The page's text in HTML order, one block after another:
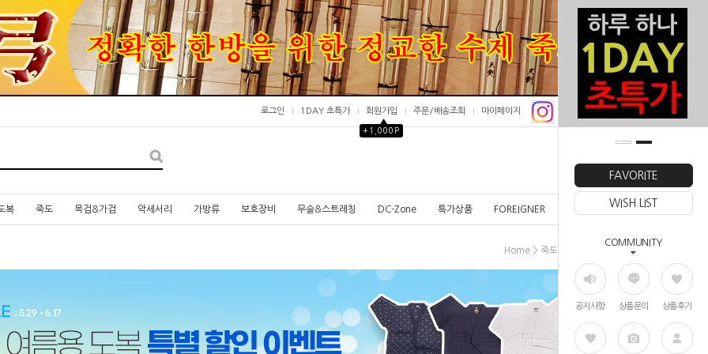
FAVORITE
WISH LIST
COMMUNITY
공지사항 상품문의 상품후기
로그인 1DAY 초특가 회원가입
▲
+1,000P
주문/배송조회 마이페이지
복 죽도 목검&가검 악세서리 가방류 보호장비 무술&스트레칭 DC-Zone 특가상품 FOREIGNER
Home > 죽도